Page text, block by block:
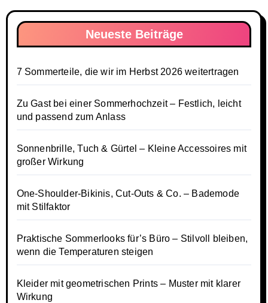
Neueste Beiträge
7 Sommerteile, die wir im Herbst 2026 weitertragen
Zu Gast bei einer Sommerhochzeit – Festlich, leicht
und passend zum Anlass
Sonnenbrille, Tuch & Gürtel – Kleine Accessoires mit
großer Wirkung
One-Shoulder-Bikinis, Cut-Outs & Co. – Bademode
mit Stilfaktor
Praktische Sommerlooks für’s Büro – Stilvoll bleiben,
wenn die Temperaturen steigen
Kleider mit geometrischen Prints – Muster mit klarer
Wirkung